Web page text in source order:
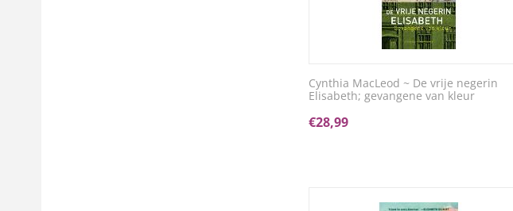
Cynthia MacLeod ~ De vrije negerin
Elisabeth; gevangene van kleur
€28,99